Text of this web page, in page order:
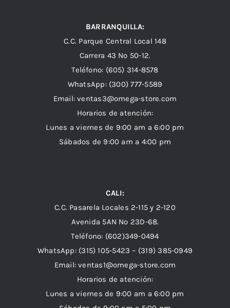
BARRANQUILLA:
C.C. Parque Central Local 148
Carrera 43 Nº 50-12.
Teléfono: (605) 314-8578
WhatsApp: (300) 777-5589
Email: ventas3@omega-store.com
Horarios de atención:
Lunes a viernes de 9:00 am a 6:00 pm
Sábados de 9:00 am a 4:00 pm
CALI:
C.C. Pasarela Locales 2-115 y 2-120
Avenida 5AN Nº 23D-68.
Teléfono: (602)349-0494
WhatsApp: (315) 105-5423 – (319) 385-0949
Email:ventas1@omega-store.com
Horarios de atención:
Lunes a viernes de 9:00 am a 6:00 pm